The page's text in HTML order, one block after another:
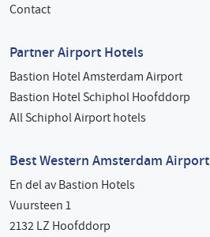
Contact
Partner Airport Hotels
Bastion Hotel Amsterdam Airport
Bastion Hotel Schiphol Hoofddorp
All Schiphol Airport hotels
Best Western Amsterdam Airport
En del av Bastion Hotels
Vuursteen 1
2132 LZ Hoofddorp